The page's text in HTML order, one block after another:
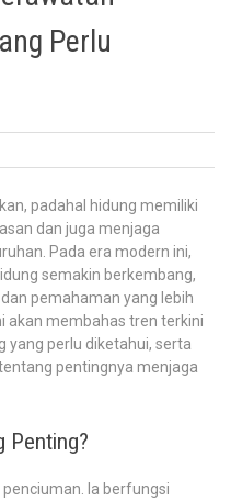
Perlu
padahal hidung memiliki
dan juga menjaga
Pada era modern ini,
semakin berkembang,
pemahaman yang lebih
akan membahas tren terkini
yang perlu diketahui, serta
pentingnya menjaga
Penting?
Ia berfungsi